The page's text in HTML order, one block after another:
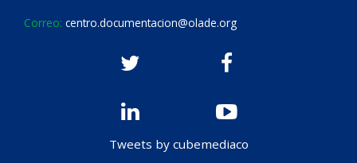
Correo: centro.documentacion@olade.org
Tweets by cubemediaco